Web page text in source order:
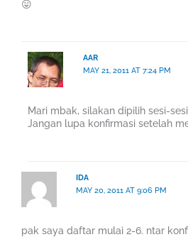
😛
AAR
MAY 21, 2011 AT 7:24 PM
Mari mbak, silakan dipilih sesi-
Jangan lupa konfirmasi setelah
IDA
MAY 20, 2011 AT 9:06 PM
pak saya daftar mulai 2-6. ntar